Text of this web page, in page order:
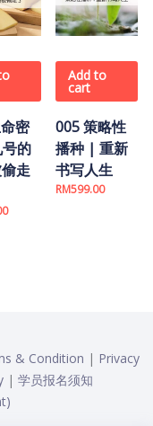
密
的
走
Add to
cart
005 策略性
播种 | 重新
书写人生
RM599.00
& Condition | Privacy
| 学员报名须知